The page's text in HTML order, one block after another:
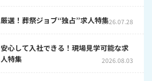
厳選！葬祭ジョブ“独占”求人特集2026.07.28
安心して入社できる！現場見学可能な求
人特集
2026.08.03